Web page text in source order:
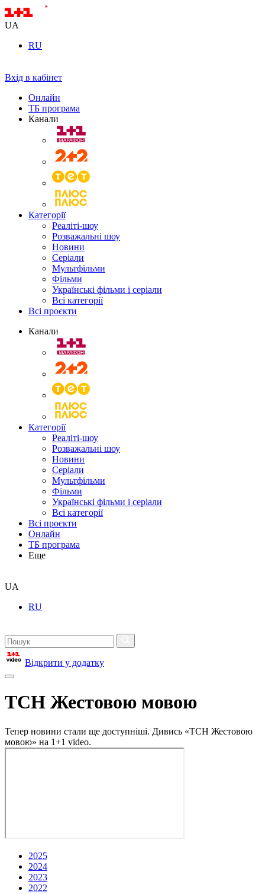
UA
RU
Вхід в кабінет
Онлайн
ТБ програма
Канали
Категорії
Реаліті-шоу
Розважальні шоу
Новини
Серіали
Мультфільми
Фільми
Українські фільми і серіали
Всі категорії
Всі проєкти
Канали
Категорії
Реаліті-шоу
Розважальні шоу
Новини
Серіали
Мультфільми
Фільми
Українські фільми і серіали
Всі категорії
Всі проєкти
Онлайн
ТБ програма
Еще
UA
RU
Відкрити у додатку
ТСН Жестовою мовою
Тепер новини стали ще доступніші. Дивись «ТСН Жестовою
мовою» на 1+1 video.
2025
2024
2023
2022